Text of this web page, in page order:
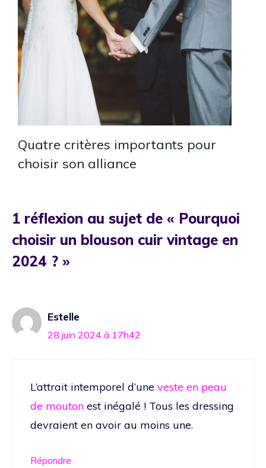
Quatre critères importants pour
choisir son alliance
1 réflexion au sujet de « Pourquoi
choisir un blouson cuir vintage en
2024 ? »
Estelle
28 juin 2024 à 17h42
L’attrait intemporel d’une veste en peau
de mouton est inégalé ! Tous les dressing
devraient en avoir au moins une.
Répondre